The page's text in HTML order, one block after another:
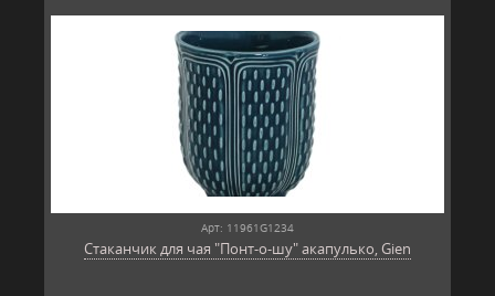
Арт: 11961G1234
Стаканчик для чая "Понт-о-шу" акапулько, Gien